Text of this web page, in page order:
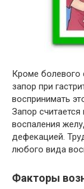
Кроме болевого
запор при
воспринимать
Запор
воспаления
дефекацией.
любого вида
Факторы